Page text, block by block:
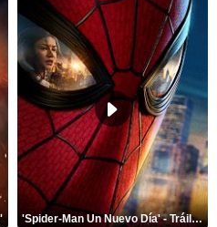
'Spider-Man Un Nuevo Día' - Tráiler oficial subtitulado